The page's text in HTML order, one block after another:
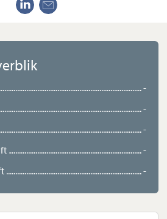
luft-til-vand varmepumpe, og
Energimærke A2010 understreger
og de lave driftsomkostninger.
af landlig idyl, moderne komfort
i rolige omgivelser med udsigt til
-
-
-
-
-